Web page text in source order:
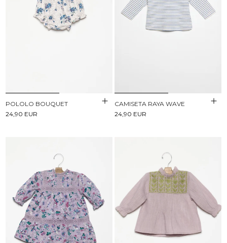
POLOLO BOUQUET
24,90 EUR
CAMISETA RAYA WAVE
24,90 EUR